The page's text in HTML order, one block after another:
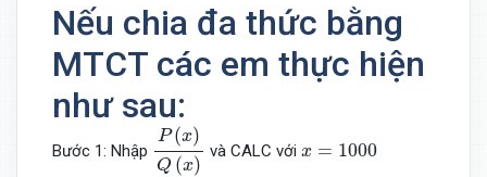
Nếu chia đa thức bằng
MTCT các em thực hiện
như sau:
Bước 1: Nhập
P (x)
Q (x)
P(x Q
và CALC vớix = 1000
x 1000